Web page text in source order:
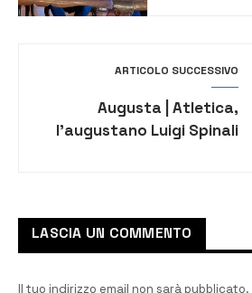
ARTICOLO SUCCESSIVO
Augusta | Atletica,
l’augustano Luigi Spinali
LASCIA UN COMMENTO
Il tuo indirizzo email non sarà pubblicato.